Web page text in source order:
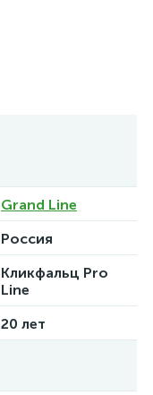
Grand Line
Россия
Кликфальц Pro
Line
20 лет